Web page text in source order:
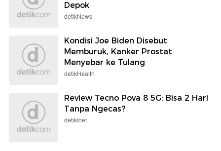
Depok
detikNews
Kondisi Joe Biden Disebut
Memburuk, Kanker Prostat
Menyebar ke Tulang
detikHealth
Review Tecno Pova 8 5G: Bisa 2 Hari
Tanpa Ngecas?
detikInet